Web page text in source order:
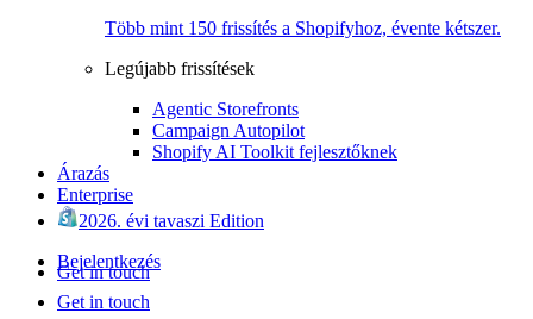
Több mint 150 frissítés a Shopifyhoz, évente kétszer.
Legújabb frissítések
Agentic Storefronts
Campaign Autopilot
Shopify AI Toolkit fejlesztőknek
Árazás
Enterprise
2026. évi tavaszi Edition
Bejelentkezés
Get in touch
Get in touch